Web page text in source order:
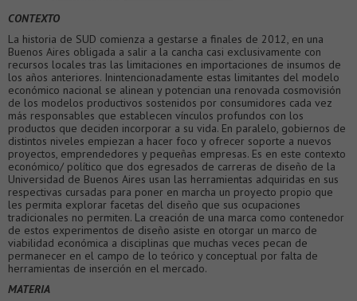
CONTEXTO
La historia de SUD comienza a gestarse a finales de 2012, en una
Buenos Aires obligada a salir a la cancha casi exclusivamente con
recursos locales tras las limitaciones en importaciones de insumos de
los años anteriores. Inintencionadamente estas limitantes del modelo
económico nacional se alinean y potencian una renovada cosmovisión
de los modelos productivos sostenidos por consumidores cada vez
más responsables que establecen vínculos profundos con los
productos que deciden incorporar a su vida. En paralelo, gobiernos de
distintos niveles empiezan a hacer foco y ofrecer soporte a nuevos
proyectos, emprendedores y pequeñas empresas. Es en este contexto
económico/ político que dos egresados de carreras de diseño de la
Universidad de Buenos Aires usan las herramientas adquiridas en sus
respectivas cursadas para poner en marcha un proyecto propio que
les permita explorar facetas del diseño que sus ocupaciones
tradicionales no permiten. La creación de una marca como contenedor
de estos experimentos de diseño asiste en otorgar un marco de
viabilidad económica a disciplinas que muchas veces pecan de
permanecer en el campo de lo teórico y conceptual por falta de
herramientas de inserción en el mercado.
MATERIA